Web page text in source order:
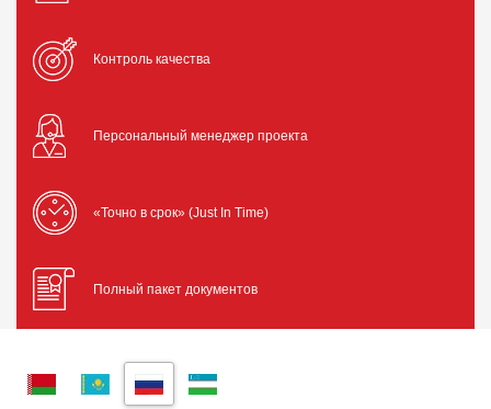
Контроль качества
Персональный менеджер проекта
«Точно в срок» (Just In Time)
Полный пакет документов